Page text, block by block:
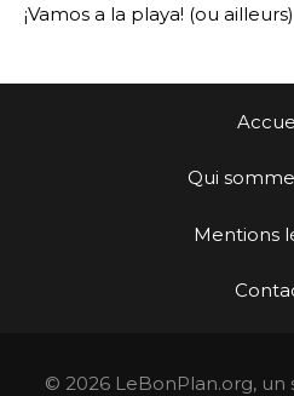
¡Vamos a la playa! (ou ailleurs)
Qui
Mentions
© 2026 LeBonPlan.org,